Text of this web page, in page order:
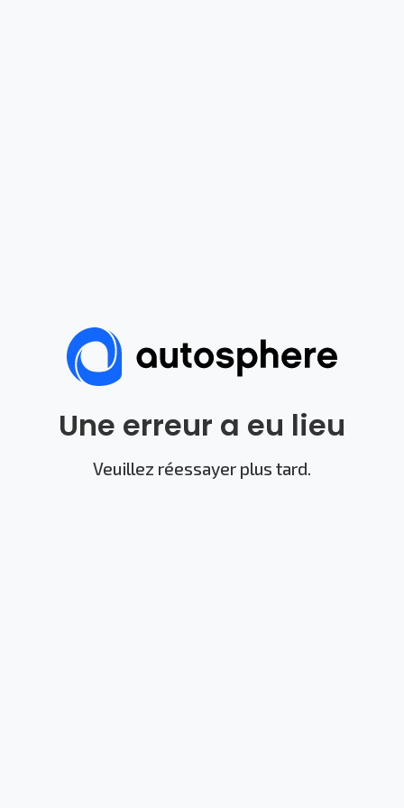
Une erreur a eu lieu
Veuillez réessayer plus tard.